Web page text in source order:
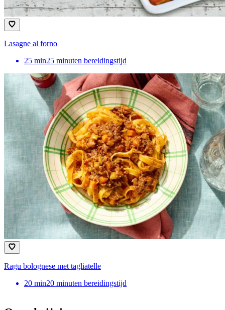
Lasagne al forno
25 min25 minuten bereidingstijd
Ragu bolognese met tagliatelle
20 min20 minuten bereidingstijd